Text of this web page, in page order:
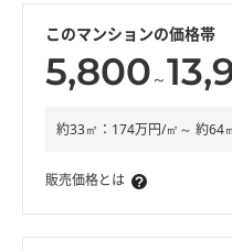
このマンションの価格帯
5,800 ～
約33㎡：174万円/㎡～ 約64
販売価格とは